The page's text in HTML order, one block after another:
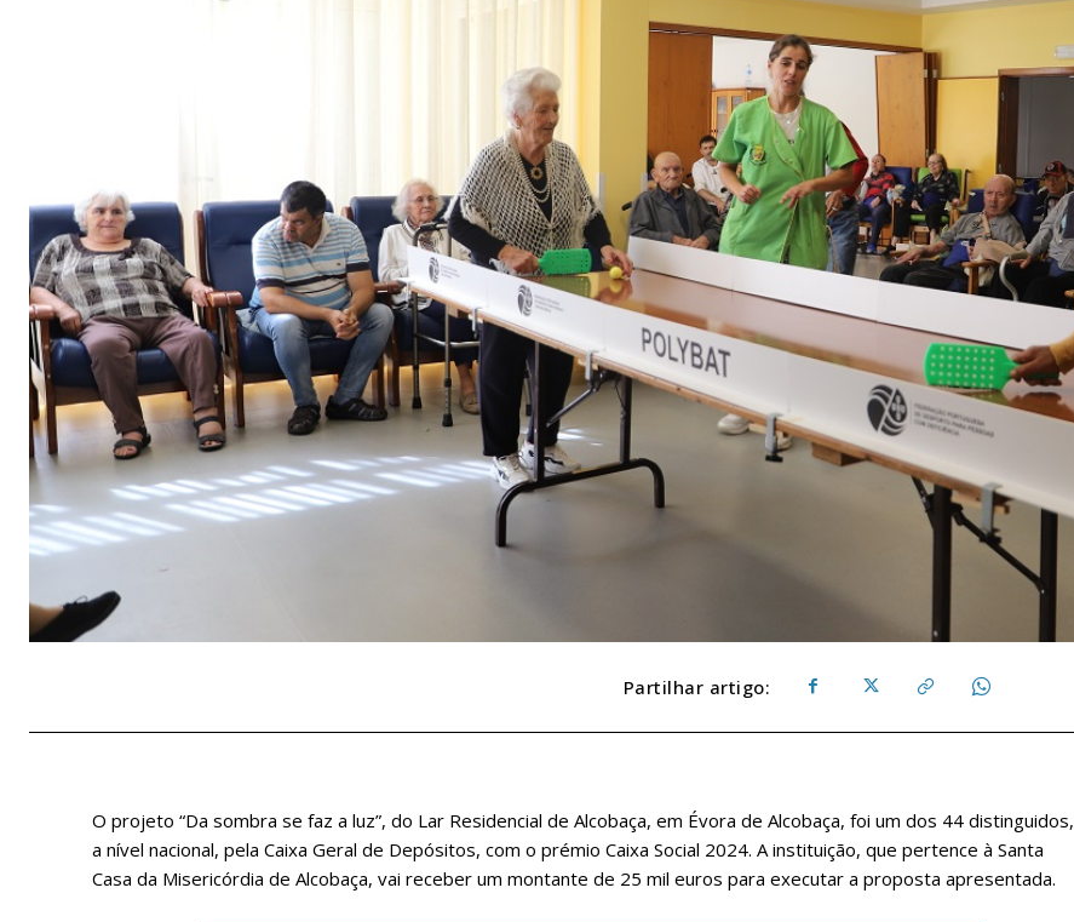
Partilhar artigo:
O projeto “Da sombra se faz a luz”, do Lar Residencial de Alcobaça, em Évora de Alcobaça, foi um dos 44 distinguidos,
a nível nacional, pela Caixa Geral de Depósitos, com o prémio Caixa Social 2024. A instituição, que pertence à Santa
Casa da Misericórdia de Alcobaça, vai receber um montante de 25 mil euros para executar a proposta apresentada.